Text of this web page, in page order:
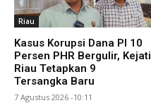
Riau
Kasus Korupsi Dana PI 10
Persen PHR Bergulir, Kejati
Riau Tetapkan 9
Tersangka Baru
7 Agustus 2026 -10:11